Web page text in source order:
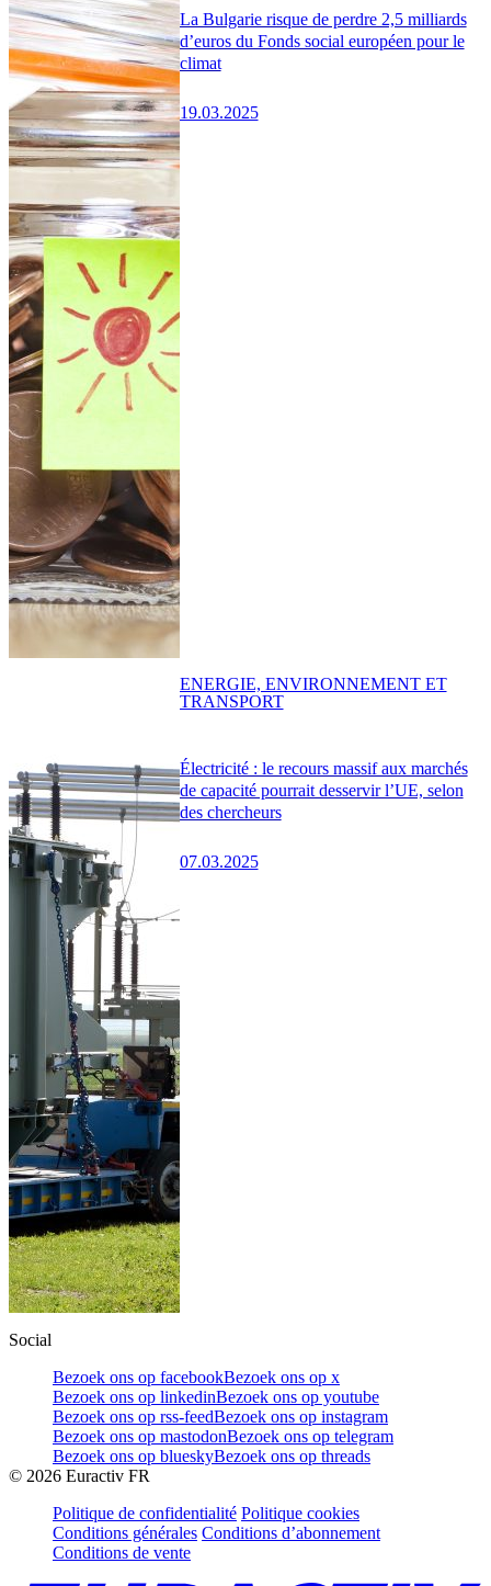
La Bulgarie risque de perdre 2,5 milliards
d’euros du Fonds social européen pour le
climat
19.03.2025
Électricité : le recours massif aux marchés
de capacité pourrait desservir l’UE, selon
des chercheurs
07.03.2025
ENERGIE, ENVIRONNEMENT ET
TRANSPORT
Social
Bezoek ons op facebookBezoek ons op x
Bezoek ons op linkedinBezoek ons op youtube
Bezoek ons op rss-feedBezoek ons op instagram
Bezoek ons op mastodonBezoek ons op telegram
Bezoek ons op blueskyBezoek ons op threads
© 2026 Euractiv FR
Politique de confidentialité Politique cookies
Conditions générales Conditions d’abonnement
Conditions de vente